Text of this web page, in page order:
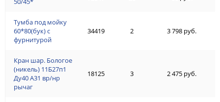
Тумба под мойку
60*80(бук) с
фурнитурой
Кран шар. Бологое
(никель) 11Б27п1
Ду40 А31 вр/нр
рычаг
34419 2 3 798 руб.
18125 3 2 475 руб.